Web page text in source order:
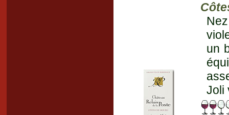
un
Joli